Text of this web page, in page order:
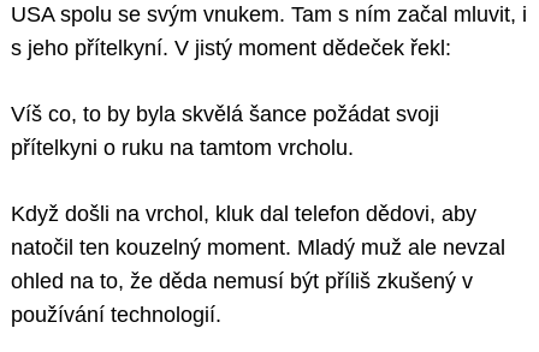
USA spolu se svým vnukem. Tam s ním začal mluvit, i
s jeho přítelkyní. V jistý moment dědeček řekl:
Víš co, to by byla skvělá šance požádat svoji
přítelkyni o ruku na tamtom vrcholu.
Když došli na vrchol, kluk dal telefon dědovi, aby
natočil ten kouzelný moment. Mladý muž ale nevzal
ohled na to, že děda nemusí být příliš zkušený v
používání technologií.